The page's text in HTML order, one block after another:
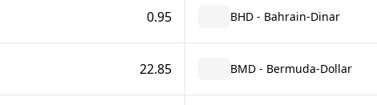
0.95 BHD - Bahrain-Dinar
22.85 BMD - Bermuda-Dollar